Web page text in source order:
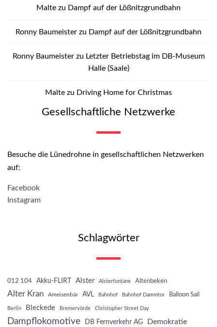
Malte zu Dampf auf der Lößnitzgrundbahn
Ronny Baumeister zu Dampf auf der Lößnitzgrundbahn
Ronny Baumeisterzu Letzter Betriebstag im DB-Museum
Halle (Saale)
Malte zu Driving Home for Christmas
Gesellschaftliche Netzwerke
Besuche die Lünedrohne in gesellschaftlichen Netzwerken
auf:
Facebook
Instagram
Schlagwörter
012 104 Akku-FLIRT Alster Alsterfontäne Altenbeken
Alter Kran Ameisenbär AVL Bahnhof Bahnhof Dammtor Balloon Sail
Berlin Bleckede Bremervörde Christopher Street Day
Dampflokomotive DB Fernverkehr AG Demokratie